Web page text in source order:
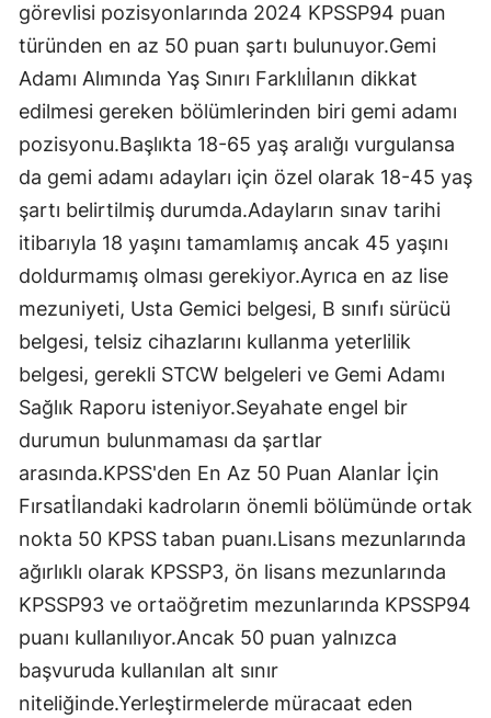
görevlisi pozisyonlarında 2024 KPSSP94 puan
türünden en az 50 puan şartı bulunuyor.Gemi
Adamı Alımında Yaş Sınırı Farklıİlanın dikkat
edilmesi gereken bölümlerinden biri gemi adamı
pozisyonu.Başlıkta 18-65 yaş aralığı vurgulansa
da gemi adamı adayları için özel olarak 18-45 yaş
şartı belirtilmiş durumda.Adayların sınav tarihi
itibarıyla 18 yaşını tamamlamış ancak 45 yaşını
doldurmamış olması gerekiyor.Ayrıca en az lise
mezuniyeti, Usta Gemici belgesi, B sınıfı sürücü
belgesi, telsiz cihazlarını kullanma yeterlilik
belgesi, gerekli STCW belgeleri ve Gemi Adamı
Sağlık Raporu isteniyor.Seyahate engel bir
durumun bulunmaması da şartlar
arasında.KPSS'den En Az 50 Puan Alanlar İçin
Fırsatİlandaki kadroların önemli bölümünde ortak
nokta 50 KPSS taban puanı.Lisans mezunlarında
ağırlıklı olarak KPSSP3, ön lisans mezunlarında
KPSSP93 ve ortaöğretim mezunlarında KPSSP94
puanı kullanılıyor.Ancak 50 puan yalnızca
başvuruda kullanılan alt sınır
niteliğinde.Yerleştirmelerde müracaat eden